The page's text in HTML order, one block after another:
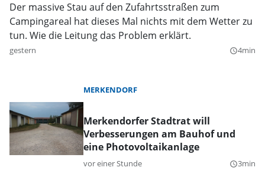
Der massive Stau auf den Zufahrtsstraßen zum
Campingareal hat dieses Mal nichts mit dem Wetter zu
tun. Wie die Leitung das Problem erklärt.
gestern query_builder4min
MERKENDORF
Merkendorfer Stadtrat will
Verbesserungen am Bauhof und
eine Photovoltaikanlage
vor einer Stunde query_builder3min